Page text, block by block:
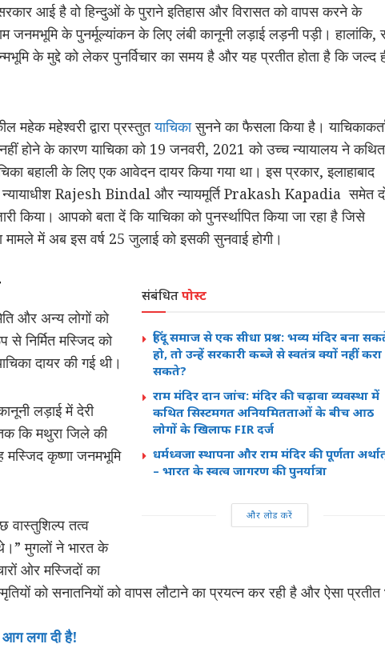
आई है वो हिन्दुओं के पुराने इतिहास और विरासत को वापस करने के
जनमभूमि के पुनर्मूल्यांकन के लिए लंबी कानूनी लड़ाई लड़नी पड़ी। हालांकि,
के मुद्दे को लेकर पुनर्विचार का समय है और यह प्रतीत होता है कि जल्द
महेक महेश्वरी द्वारा प्रस्तुतयाचिकासुनने का फैसला किया है।
होने के कारण याचिका को 19 जनवरी, 2021 को उच्च न्यायालय ने कथित
बहाली के लिए एक आवेदन दायर किया गया था। इस प्रकार, इलाहाबाद
Rajesh Bindal और न्यायमूर्ति Prakash Kapadia समेत
आपको बता दें कि याचिका को पुनर्स्थापित किया जा रहा है जिसे
में अब इस वर्ष 25 जुलाई को इसकी सुनवाई होगी।
संबंधितपोस्ट
हिंदू समाज से एक सीधा प्रश्न: भव्य मंदिर बना
हो, तो उन्हें सरकारी कब्जे से स्वतंत्र क्यों नहीं करा
सकते?
राम मंदिर दान जांच: मंदिर की चढ़ावा व्यवस्था में
कथित सिस्टमगत अनियमितताओं के बीच आठ
लोगों के खिलाफ FIR दर्ज
धर्मध्वजा स्थापना और राम मंदिर की पूर्णता
– भारत के स्वत्व जागरण की पुनर्यात्रा
और लोड करें
और अन्य लोगों को
निर्मित मस्जिद को
दायर की गई थी।
लड़ाई में देरी
​​कि मथुरा जिले की
मस्जिद कृष्णा जनमभूमि
वास्तुशिल्प तत्व
मुगलों ने भारत के
ओर मस्जिदों का
को सनातनियों को वापस लौटाने का प्रयत्न कर रही है और ऐसा प्रतीत
लगा दी है!